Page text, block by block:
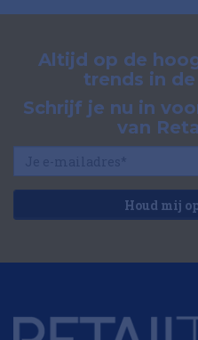
Altijd op de
trends in
Schrijf je nu in
van
Houd mij